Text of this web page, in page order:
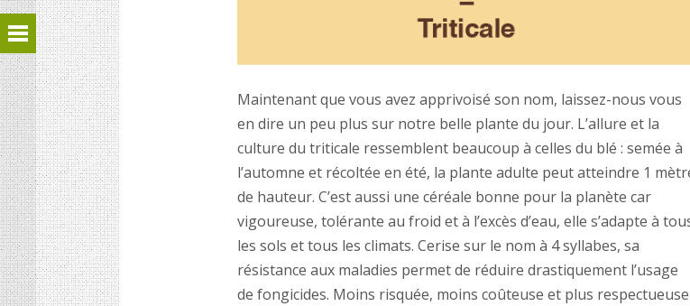
Maintenant que vous avez apprivoisé son nom, laissez-nous vous
en dire un peu plus sur notre belle plante du jour. L’allure et la
culture du triticale ressemblent beaucoup à celles du blé : semée à
l’automne et récoltée en été, la plante adulte peut atteindre 1
de hauteur. C’est aussi une céréale bonne pour la planète car
vigoureuse, tolérante au froid et à l’excès d’eau, elle s’adapte à
les sols et tous les climats. Cerise sur le nom à 4 syllabes, sa
résistance aux maladies permet de réduire drastiquement l’usage
de fongicides. Moins risquée, moins coûteuse et plus respectueuse